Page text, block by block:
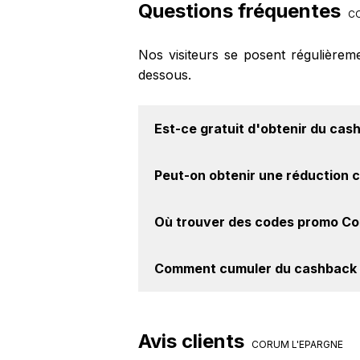
Questions fréquentes
Nos visiteurs se posent
dessous.
Est-ce gratuit d'obtenir du
Corum l'Epargne. Oui, c'est donc
Peut-on obtenir une réduction
site web de Corum l'Epargne. Ce
Où trouver des codes promo
disponibles sur notre site
Comment cumuler du cashback
achat sur le site Corum l'Epargne.
Avis clients CORUM L'EPARGNE